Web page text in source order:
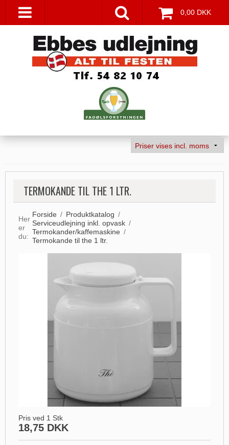
0,00 DKK
TERMOKANDE TIL THE 1 LTR.
Her
er
du:
Forside / Produktkatalog /
Serviceudlejning inkl. opvask /
Termokander/kaffemaskine /
Termokande til the 1 ltr.
Pris ved 1 Stk
18,75 DKK